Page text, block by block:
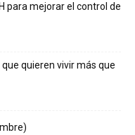
para mejorar el control de
quieren vivir más que